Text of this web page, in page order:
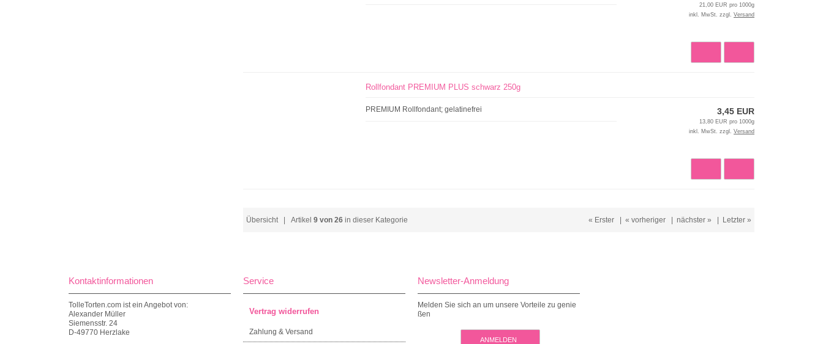
21,00 EUR pro 1000g
inkl. MwSt. zzgl. Versand
Rollfondant PREMIUM PLUS schwarz 250g
PREMIUM Rollfondant; gelatinefrei 3,45 EUR
13,80 EUR pro 1000g
inkl. MwSt. zzgl. Versand
Übersicht| Artikel 9 von 26 in dieser Kategorie « Erster « vorheriger nächster » Letzter »
Kontaktinformationen
TolleTorten.com ist ein Angebot von:
Alexander Müller
Siemensstr. 24
D-49770 Herzlake
Service
Vertrag widerrufen
Zahlung & Versand
Newsletter-Anmeldung
Melden Sie sich an um unsere Vorteile zu genie
ßen
ANMELDEN